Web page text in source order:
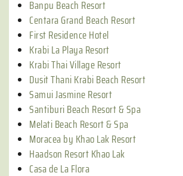
Banpu Beach Resort
Centara Grand Beach Resort
First Residence Hotel
Krabi La Playa Resort
Krabi Thai Village Resort
Dusit Thani Krabi Beach Resort
Samui Jasmine Resort
Santiburi Beach Resort & Spa
Melati Beach Resort & Spa
Moracea by Khao Lak Resort
Haadson Resort Khao Lak
Casa de La Flora